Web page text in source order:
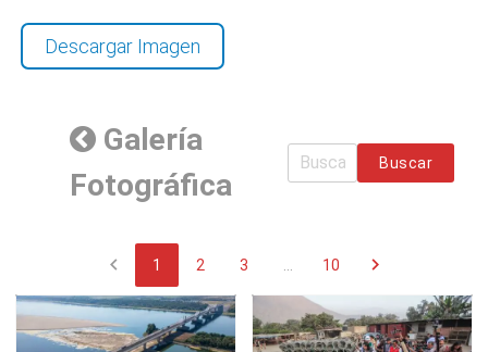
Descargar Imagen
Galería
Fotográfica
Buscar
chevron_left 1 2 3 10 chevron_right